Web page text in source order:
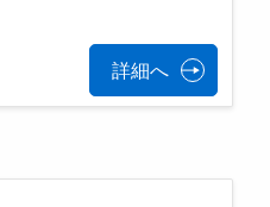
詳細へ